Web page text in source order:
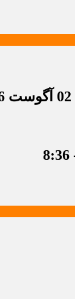
02 آگوست 2026 - 13:01